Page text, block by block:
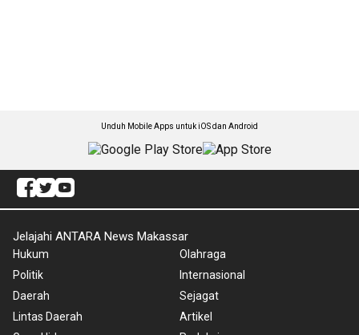
Unduh Mobile Apps untuk iOS dan Android
Jelajahi ANTARA News Makassar
Hukum
Politik
Daerah
Lintas Daerah
Olahraga
Internasional
Sejagat
Artikel